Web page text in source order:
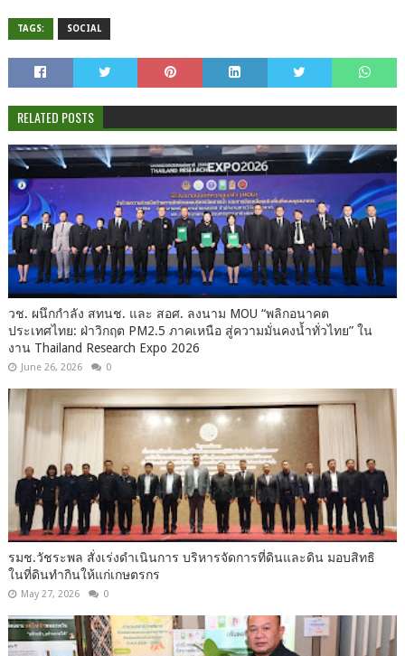
TAGS: SOCIAL
RELATED POSTS
วช. ผนึกกำลัง สทนช. และ สอศ. ลงนาม MOU “พลิกอนาคต
ประเทศไทย: ฝ่าวิกฤต PM2.5 ภาคเหนือ สู่ความมั่นคงน้ำทั่วไทย” ใน
งาน Thailand Research Expo 2026
June 26, 2026 0
รมช.วัชระพล สั่งเร่งดำเนินการ บริหารจัดการที่ดินและดิน มอบสิทธิ
ในที่ดินทำกินให้แก่เกษตรกร
May 27, 2026 0